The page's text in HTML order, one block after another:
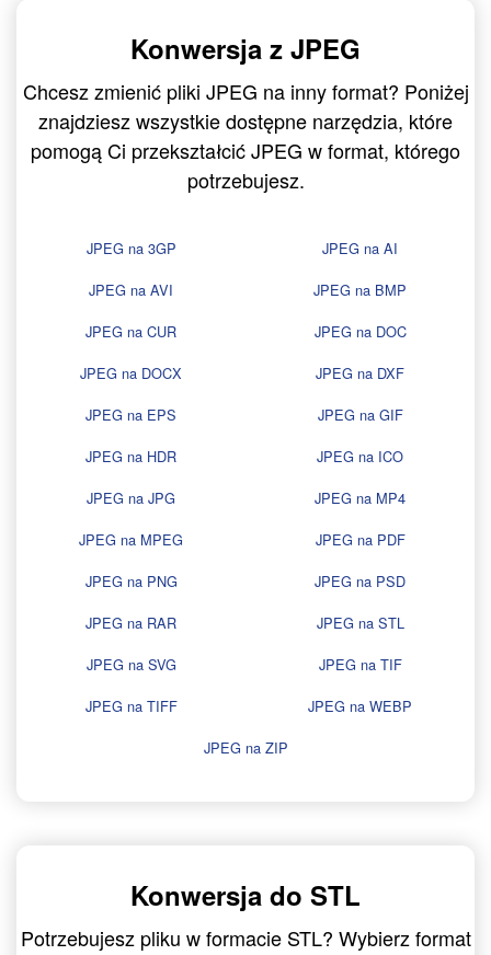
Konwersja z JPEG
Chcesz zmienić pliki JPEG na inny format? Poniżej
znajdziesz wszystkie dostępne narzędzia, które
pomogą Ci przekształcić JPEG w format, którego
potrzebujesz.
JPEG na 3GP
JPEG na AI
JPEG na AVI
JPEG na BMP
JPEG na CUR
JPEG na DOC
JPEG na DOCX
JPEG na DXF
JPEG na EPS
JPEG na GIF
JPEG na HDR
JPEG na ICO
JPEG na JPG
JPEG na MP4
JPEG na MPEG
JPEG na PDF
JPEG na PNG
JPEG na PSD
JPEG na RAR
JPEG na STL
JPEG na SVG
JPEG na TIF
JPEG na TIFF
JPEG na WEBP
JPEG na ZIP
Konwersja do STL
Potrzebujesz pliku w formacie STL? Wybierz format